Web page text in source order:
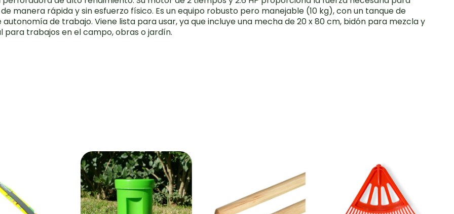
manera rápida y sin esfuerzo físico. Es un equipo robusto pero manejable (10 kg), con un tanque de
de trabajo. Viene lista para usar, ya que incluye una mecha de 20 x 80 cm, bidón para mezcla y
para trabajos en el campo, obras o jardín.